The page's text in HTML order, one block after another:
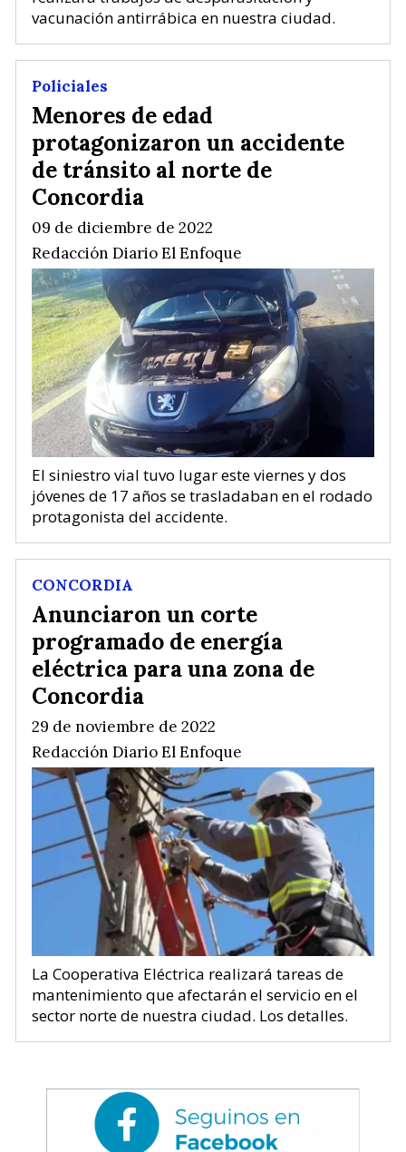
vacunación antirrábica en nuestra ciudad.
Menores de edad
protagonizaron un accidente
de tránsito al norte de
Concordia
Redacción Diario El Enfoque
Policiales
09 de diciembre de 2022
El siniestro vial tuvo lugar este viernes y dos
jóvenes de 17 años se trasladaban en el rodado
protagonista del accidente.
Anunciaron un corte
programado de energía
eléctrica para una zona de
Concordia
Redacción Diario El Enfoque
CONCORDIA
29 de noviembre de 2022
La Cooperativa Eléctrica realizará tareas de
mantenimiento que afectarán el servicio en el
sector norte de nuestra ciudad. Los detalles.